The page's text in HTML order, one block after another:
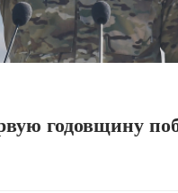
годовщину